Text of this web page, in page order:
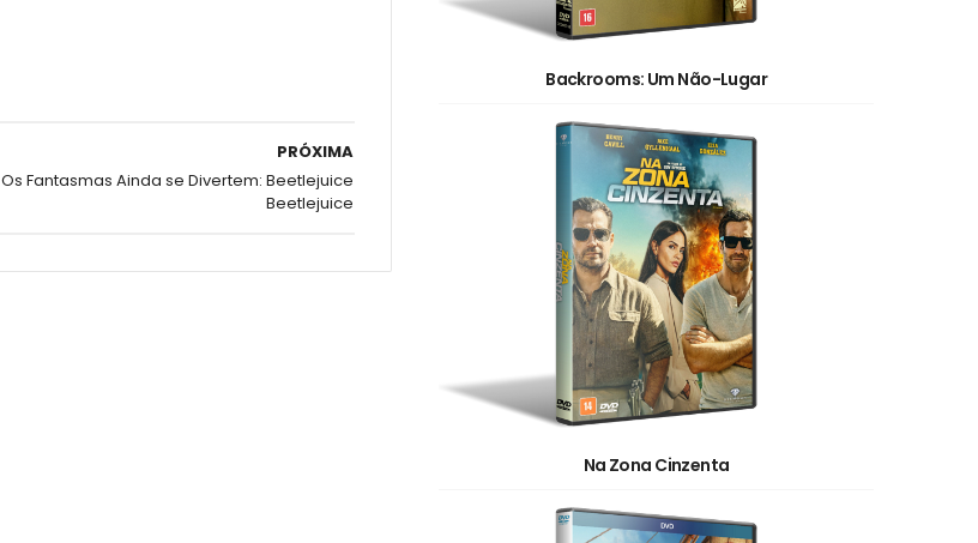
PRÓXIMA
Os Fantasmas Ainda se Divertem: Beetlejuice
Beetlejuice
Backrooms: Um Não-Lugar
Na Zona Cinzenta